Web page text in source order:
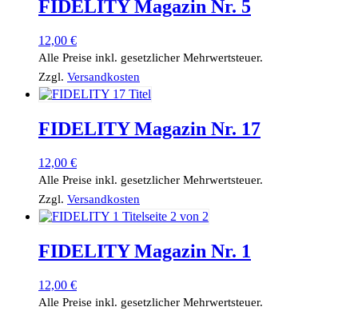
FIDELITY Magazin Nr. 5
12,00 €
Alle Preise inkl. gesetzlicher Mehrwertsteuer.
Zzgl. Versandkosten
FIDELITY Magazin Nr. 17
12,00 €
Alle Preise inkl. gesetzlicher Mehrwertsteuer.
Zzgl. Versandkosten
FIDELITY Magazin Nr. 1
12,00 €
Alle Preise inkl. gesetzlicher Mehrwertsteuer.